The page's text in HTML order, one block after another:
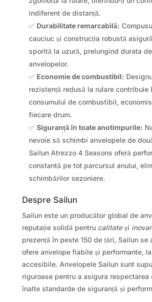
indiferent de distanță.
✅ Durabilitate remarcabilă:
cauciuc și construcția robustă
sporită la uzură, prelungind durata
anvelopelor.
✅ Economie de combustibil:
rezistență redusă la rulare contribuie
consumului de combustibil,
fiecare drum.
✅ Siguranță în toate anotimpurile:
nevoie să schimbi anvelopele de
Sailun Atrezzo 4 Seasons oferă
constantă pe tot parcursul anului,
schimbărilor sezoniere.
Despre Sailun
Sailun este un producător global de
reputație solidă pentru calitateși
prezență în peste 150 de țări, Sailun se
ofere anvelope fiabile și performante,
accesibile. Anvelopele Sailun sunt
riguroase pentru a asigura respectarea
înalte standarde de siguranță și